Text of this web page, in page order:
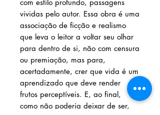
com estilo profundo, passagens
vividas pelo autor. Essa obra é uma
associação de ficção e realismo
que leva o leitor a voltar seu olhar
para dentro de si, não com censura
ou premiação, mas para,
acertadamente, crer que vida é um
aprendizado que deve render
frutos perceptíveis. E, ao final,
como não poderia deixar de ser,